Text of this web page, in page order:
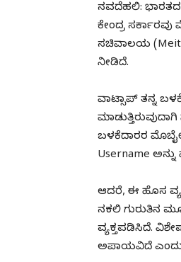
ನವದೆಹಲಿ:
ಕೇಂದ್ರ
ಸಚಿವಾಲಯ
ನೀಡಿದೆ.
ವಾಟ್ಸಾಪ್ ತನ್ನ
ಬಳಕೆದಾರರ
Username
ಆದರೆ, ಈ ಹೊಸ
ನಕಲಿ ಗುರುತಿನ
ವ್ಯಕ್ತಪಡಿಸಿದೆ.
ಅಪಾಯವಿದೆ ಎಂದು